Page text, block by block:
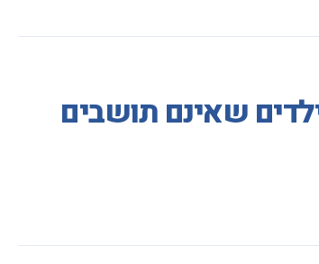
שאינם תושבים